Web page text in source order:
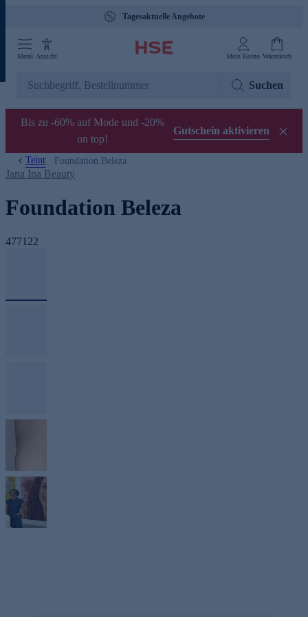
Tagesaktuelle Angebote
Menü Ansicht Mein Konto Warenkorb
Suchen
Bis zu -60% auf Mode und -20%
on top!
Gutschein aktivieren
Teint Foundation Beleza
Jana Ina Beauty
Foundation Beleza
477122